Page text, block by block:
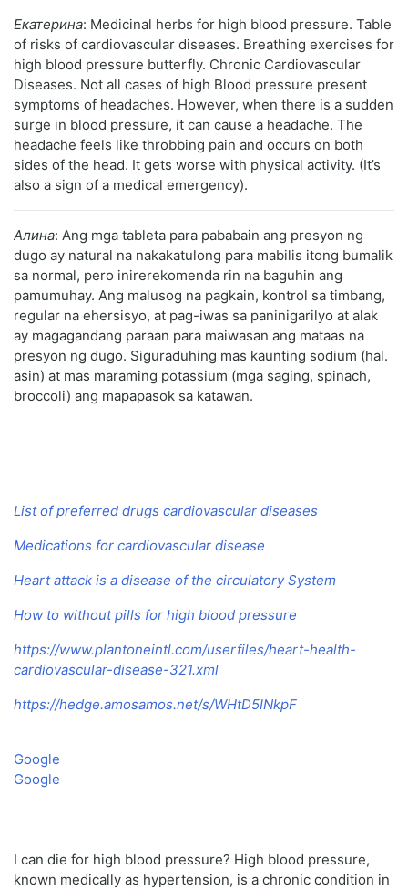
Екатерина: Medicinal herbs for high blood pressure. Table
of risks of cardiovascular diseases. Breathing exercises for
high blood pressure butterfly. Chronic Cardiovascular
Diseases. Not all cases of high Blood pressure present
symptoms of headaches. However, when there is a sudden
surge in blood pressure, it can cause a headache. The
headache feels like throbbing pain and occurs on both
sides of the head. It gets worse with physical activity. (It’s
also a sign of a medical emergency).
Алина: Ang mga tableta para pababain ang presyon ng
dugo ay natural na nakakatulong para mabilis itong bumalik
sa normal, pero inirerekomenda rin na baguhin ang
pamumuhay. Ang malusog na pagkain, kontrol sa timbang,
regular na ehersisyo, at pag-iwas sa paninigarilyo at alak
ay magagandang paraan para maiwasan ang mataas na
presyon ng dugo. Siguraduhing mas kaunting sodium (hal.
asin) at mas maraming potassium (mga saging, spinach,
broccoli) ang mapapasok sa katawan.
List of preferred drugs cardiovascular diseases
Medications for cardiovascular disease
Heart attack is a disease of the circulatory System
How to without pills for high blood pressure
https://www.plantoneintl.com/userfiles/heart-health-
cardiovascular-disease-321.xml
https://hedge.amosamos.net/s/WHtD5INkpF
Google
Google
I can die for high blood pressure? High blood pressure,
known medically as hypertension, is a chronic condition in